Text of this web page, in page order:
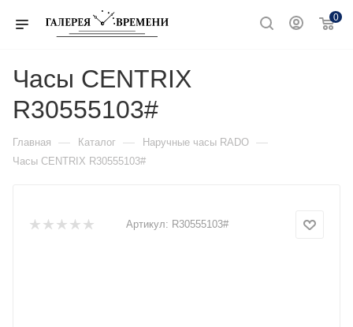
0
Часы CENTRIX
R30555103#
Главная — Каталог — Наручные часы RADO —
Часы CENTRIX R30555103#
Артикул: R30555103#